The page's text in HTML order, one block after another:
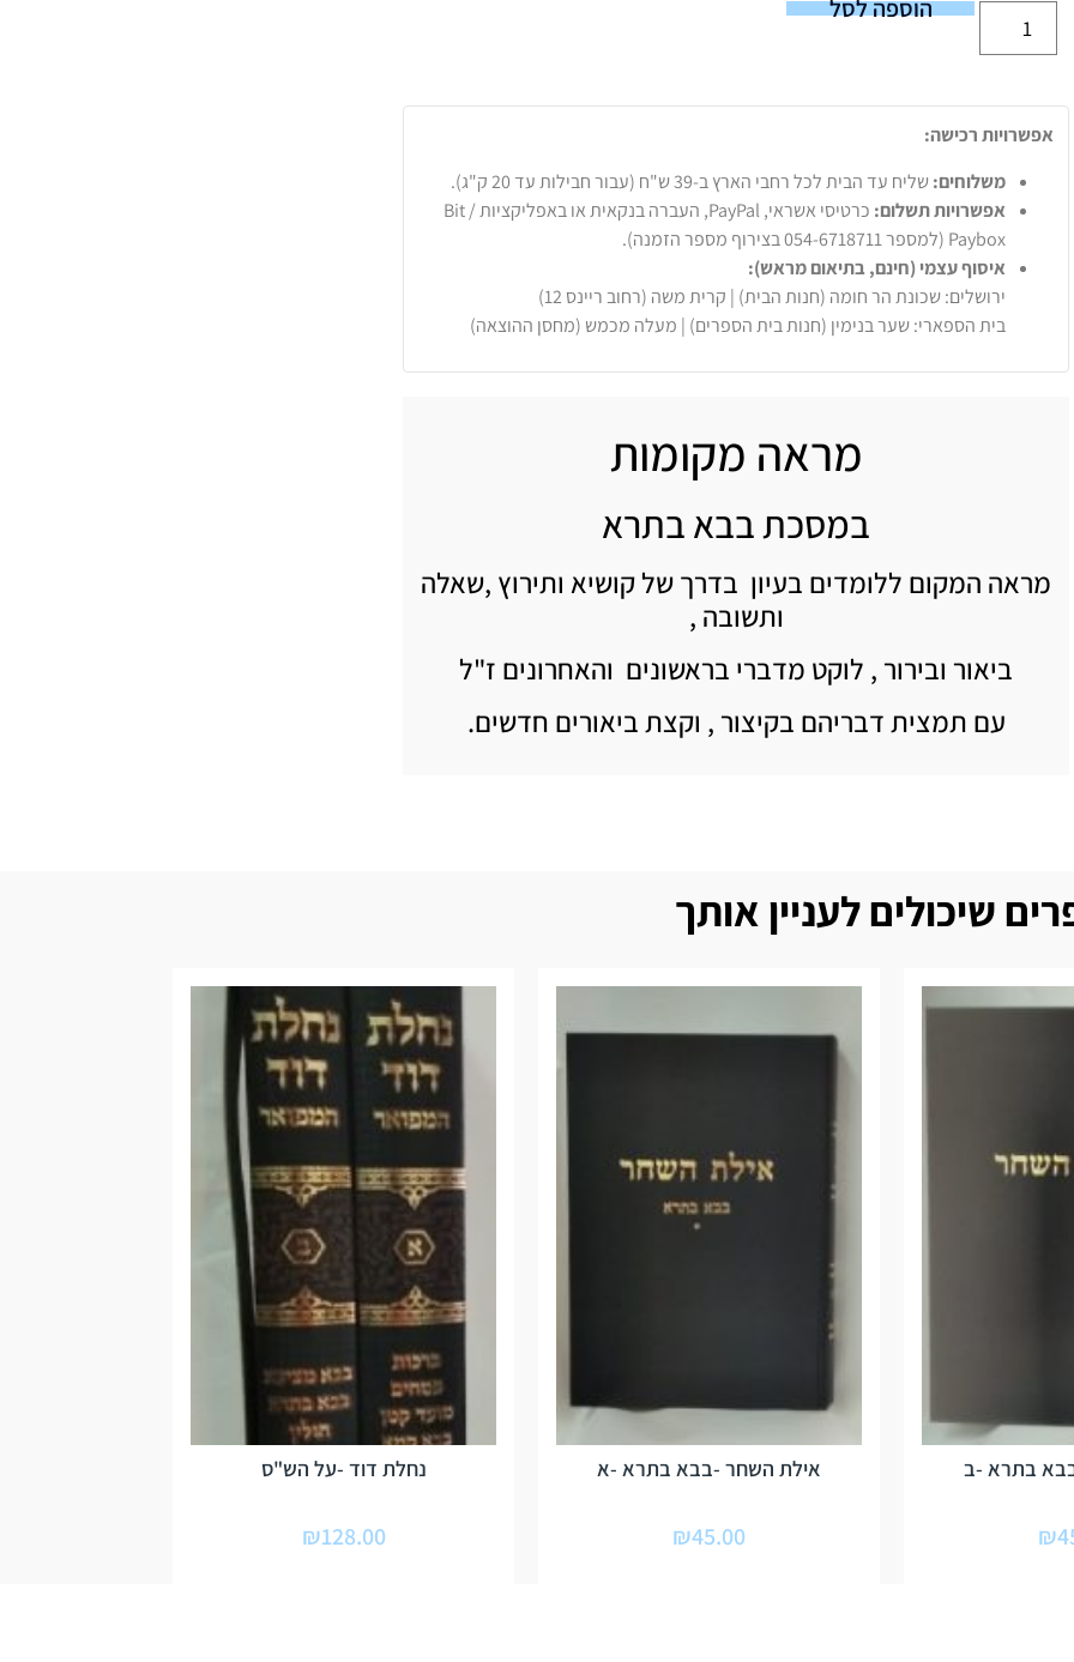
הוספה לסל
אפשרויות רכישה:
משלוחים:שליח עד הבית לכל רחבי הארץ ב-39 ש"ח (עבור חבילות עד 20 ק"ג).
אפשרויות תשלום:
כרטיסי אשראי, PayPal, העברה בנקאית או באפליקציות Bit /
Paybox (למספר 054-6718711 בצירוף מספר הזמנה).
איסוף עצמי (חינם, בתיאום מראש):
ירושלים: שכונת הר חומה (חנות הבית) | קרית משה (רחוב ריינס 12)
בית הספארי: שער בנימין (חנות בית הספרים) | מעלה מכמש (מחסן ההוצאה)
מראה מקומות
במסכת בבא בתרא
מראה המקום ללומדים בעיון בדרך של קושיא ותירוץ ,שאלה
ותשובה ,
ביאור ובירור , לוקט מדברי בראשונים והאחרונים ז"ל
עם תמצית דבריהם בקיצור , וקצת ביאורים חדשים.
שיכולים לעניין אותך
בתרא -ב
₪
אילת השחר -בבא בתרא -א
₪45.00
נחלת דוד -על הש"ס
₪128.00